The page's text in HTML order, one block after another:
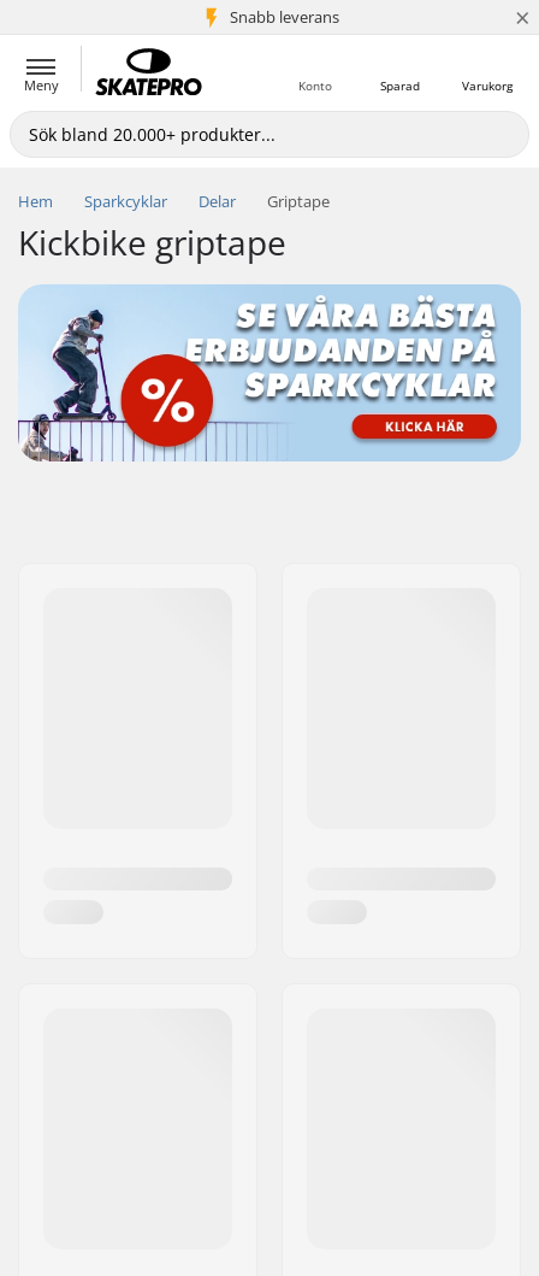
Snabb leverans
5+ milj. kunder ×
Meny Varukorg
Sparad
Konto
Hem Sparkcyklar Delar Griptape
Kickbike griptape